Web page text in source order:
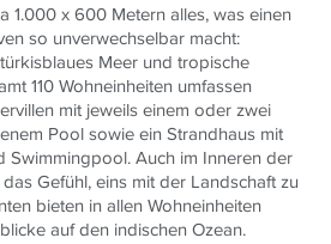
1.000 x 600 Metern alles, was einen
so unverwechselbar macht:
Meer und tropische
110 Wohneinheiten umfassen
mit jeweils einem oder zwei
Pool sowie ein Strandhaus mit
Swimmingpool. Auch im Inneren der
Gefühl, eins mit der Landschaft zu
bieten in allen Wohneinheiten
auf den indischen Ozean.